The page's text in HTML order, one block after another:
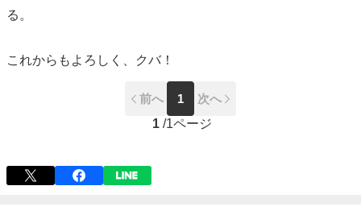
る。
これからもよろしく、クバ！
前へ 1
次へ
1 /1ページ